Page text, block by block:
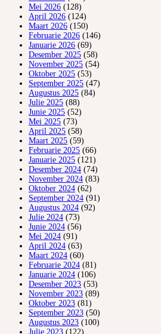
Mei 2026 (128)
April 2026 (124)
Maart 2026 (150)
Februarie 2026 (146)
Januarie 2026 (69)
Desember 2025 (58)
November 2025 (54)
Oktober 2025 (53)
September 2025 (47)
Augustus 2025 (84)
Julie 2025 (88)
Junie 2025 (52)
Mei 2025 (73)
April 2025 (58)
Maart 2025 (59)
Februarie 2025 (66)
Januarie 2025 (121)
Desember 2024 (74)
November 2024 (83)
Oktober 2024 (62)
September 2024 (91)
Augustus 2024 (92)
Julie 2024 (73)
Junie 2024 (56)
Mei 2024 (91)
April 2024 (63)
Maart 2024 (60)
Februarie 2024 (81)
Januarie 2024 (106)
Desember 2023 (53)
November 2023 (89)
Oktober 2023 (81)
September 2023 (50)
Augustus 2023 (100)
Julie 2023 (122)